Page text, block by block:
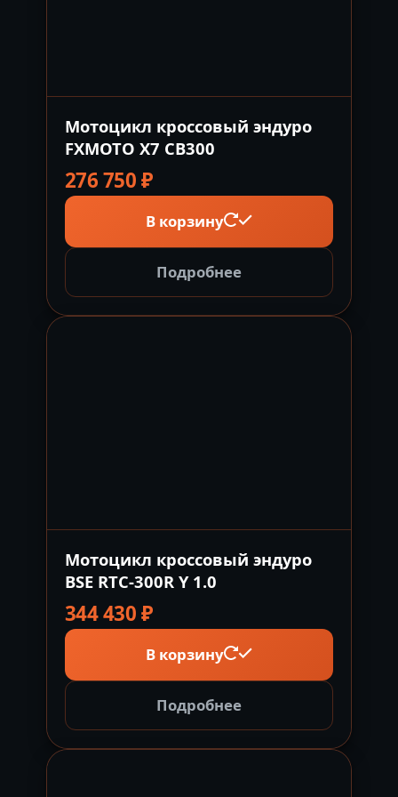
Мотоцикл кроссовый эндуро
FXMOTO X7 CB300
276 750₽
В корзину
Подробнее
Мотоцикл кроссовый эндуро
BSE RTC-300R Y 1.0
344 430₽
В корзину
Подробнее